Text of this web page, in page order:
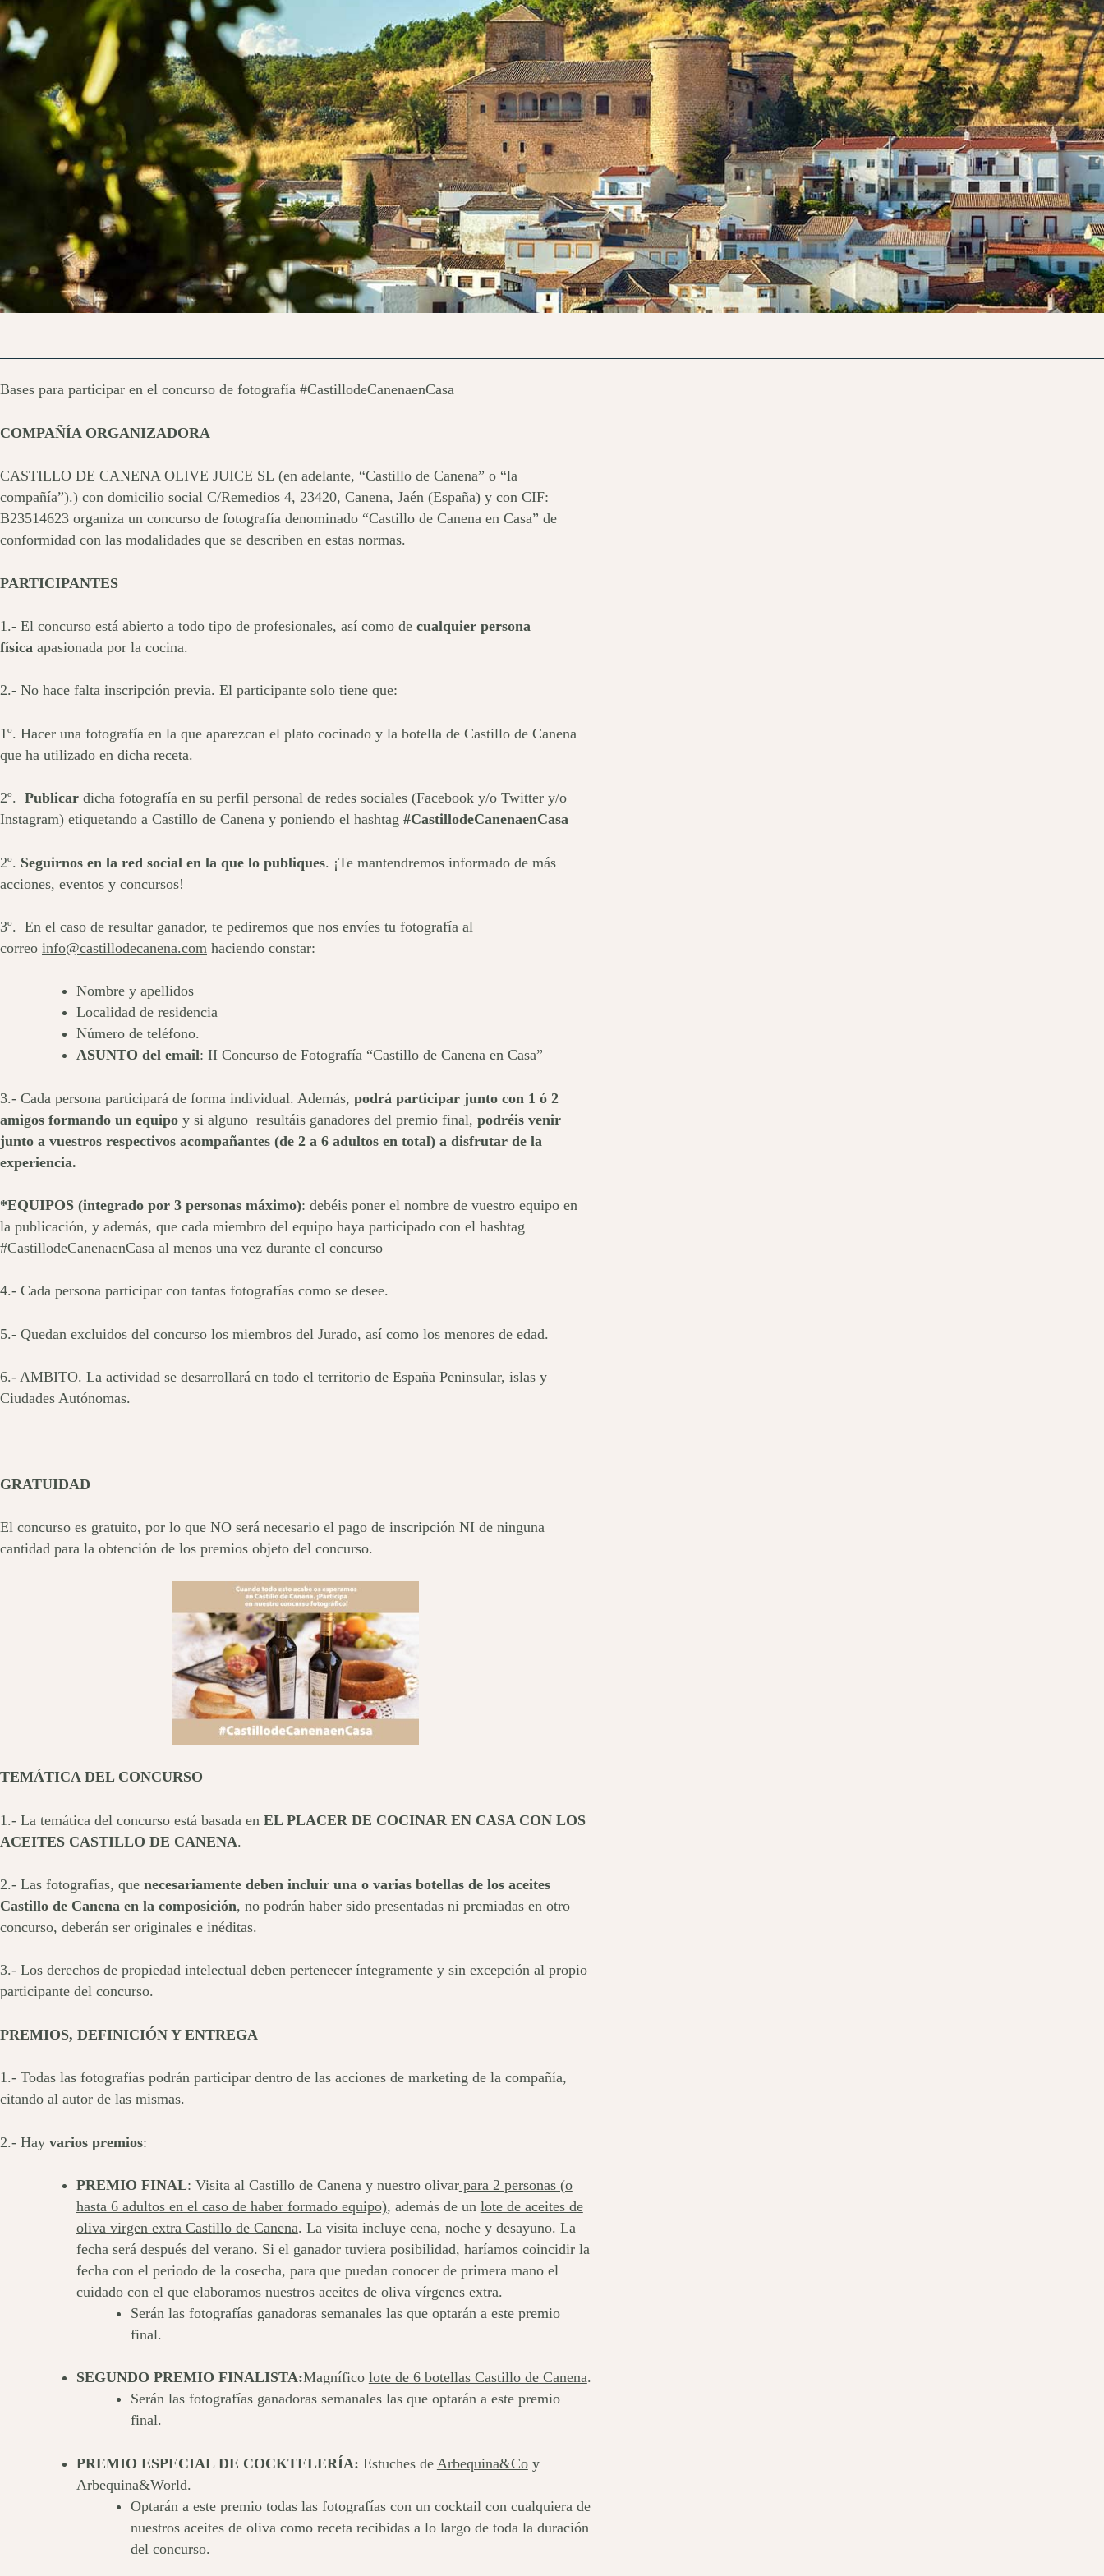
Bases para participar en el concurso de fotografía #CastillodeCanenaenCasa
COMPAÑÍA ORGANIZADORA
CASTILLO DE CANENA OLIVE JUICE SL (en adelante, “Castillo de Canena” o “la
compañía”).) con domicilio social C/Remedios 4, 23420, Canena, Jaén (España) y con CIF:
B23514623 organiza un concurso de fotografía denominado “Castillo de Canena en Casa” de
conformidad con las modalidades que se describen en estas normas.
PARTICIPANTES
1.- El concurso está abierto a todo tipo de profesionales, así como de cualquier persona
física apasionada por la cocina.
2.- No hace falta inscripción previa. El participante solo tiene que:
1º. Hacer una fotografía en la que aparezcan el plato cocinado y la botella de Castillo de Canena
que ha utilizado en dicha receta.
2º. Publicar dicha fotografía en su perfil personal de redes sociales (Facebook y/o Twitter y/o
Instagram) etiquetando a Castillo de Canena y poniendo el hashtag #CastillodeCanenaenCasa
2º. Seguirnos en la red social en la que lo publiques. ¡Te mantendremos informado de más
acciones, eventos y concursos!
3º. En el caso de resultar ganador, te pediremos que nos envíes tu fotografía al
correo info@castillodecanena.com haciendo constar:
Nombre y apellidos
Localidad de residencia
Número de teléfono.
ASUNTO del email: II Concurso de Fotografía “Castillo de Canena en Casa”
3.- Cada persona participará de forma individual. Además, podrá participar junto con 1 ó 2
amigos formando un equipo y si alguno resultáis ganadores del premio final, podréis venir
junto a vuestros respectivos acompañantes (de 2 a 6 adultos en total) a disfrutar de la
experiencia.
*EQUIPOS (integrado por 3 personas máximo): debéis poner el nombre de vuestro equipo en
la publicación, y además, que cada miembro del equipo haya participado con el hashtag
#CastillodeCanenaenCasa al menos una vez durante el concurso
4.- Cada persona participar con tantas fotografías como se desee.
5.- Quedan excluidos del concurso los miembros del Jurado, así como los menores de edad.
6.- AMBITO. La actividad se desarrollará en todo el territorio de España Peninsular, islas y
Ciudades Autónomas.
GRATUIDAD
El concurso es gratuito, por lo que NO será necesario el pago de inscripción NI de ninguna
cantidad para la obtención de los premios objeto del concurso.
TEMÁTICA DEL CONCURSO
1.- La temática del concurso está basada en EL PLACER DE COCINAR EN CASA CON LOS
ACEITES CASTILLO DE CANENA.
2.- Las fotografías, que necesariamente deben incluir una o varias botellas de los aceites
Castillo de Canena en la composición, no podrán haber sido presentadas ni premiadas en otro
concurso, deberán ser originales e inéditas.
3.- Los derechos de propiedad intelectual deben pertenecer íntegramente y sin excepción al propio
participante del concurso.
PREMIOS, DEFINICIÓN Y ENTREGA
1.- Todas las fotografías podrán participar dentro de las acciones de marketing de la compañía,
citando al autor de las mismas.
2.- Hay varios premios:
PREMIO FINAL: Visita al Castillo de Canena y nuestro olivarpara 2 personas (o
hasta 6 adultos en el caso de haber formado equipo), además de un lote de aceites de
oliva virgen extra Castillo de Canena. La visita incluye cena, noche y desayuno. La
fecha será después del verano. Si el ganador tuviera posibilidad, haríamos coincidir la
fecha con el periodo de la cosecha, para que puedan conocer de primera mano el
cuidado con el que elaboramos nuestros aceites de oliva vírgenes extra.
Serán las fotografías ganadoras semanales las que optarán a este premio
final.
SEGUNDO PREMIO FINALISTA:Magnífico lote de 6 botellas Castillo de Canena.
Serán las fotografías ganadoras semanales las que optarán a este premio
final.
PREMIO ESPECIAL DE COCKTELERÍA: Estuches de Arbequina&Coy
Arbequina&World.
Optarán a este premio todas las fotografías con un cocktail con cualquiera de
nuestros aceites de oliva como receta recibidas a lo largo de toda la duración
del concurso.